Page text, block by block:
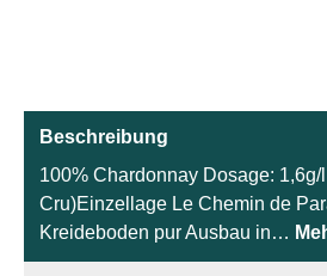
Beschreibung
100% Chardonnay Dosage: 1,6g/
Cru)Einzellage Le Chemin de
Kreideboden pur Ausbau in…